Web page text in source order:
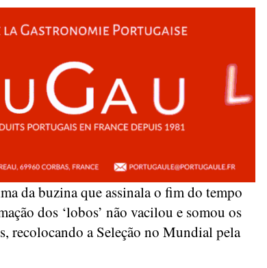
da buzina que assinala o fim do tempo
dos ‘lobos’ não vacilou e somou os
recolocando a Seleção no Mundial pela